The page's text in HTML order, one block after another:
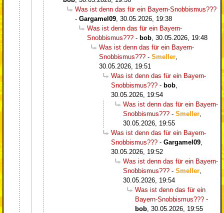
Was ist denn das für ein Bayern-Snobbismus???
- Gargamel09 30.05.2026, 19:38
Was ist denn das für ein Bayern-
Snobbismus??? - bob 30.05.2026, 19:48
Was ist denn das für ein Bayern-
Snobbismus??? - Smeller
30.05.2026, 19:51
Was ist denn das für ein Bayern-
Snobbismus??? - bob
30.05.2026, 19:54
Was ist denn das für ein Bayern-
Snobbismus??? - Smeller
30.05.2026, 19:55
Was ist denn das für ein Bayern-
Snobbismus??? - Gargamel09
30.05.2026, 19:52
Was ist denn das für ein Bayern-
Snobbismus??? - Smeller
30.05.2026, 19:54
Was ist denn das für ein
Bayern-Snobbismus??? -
bob 30.05.2026, 19:55